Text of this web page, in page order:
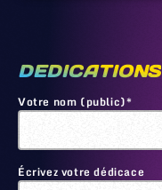
DEDICATIONS
Votre nom (public)*
Écrivez votre dédicace